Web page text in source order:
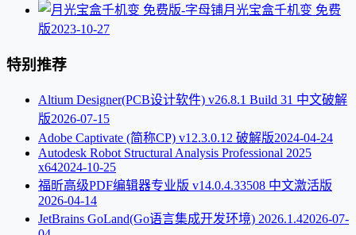
月光宝盒千机变 免费
版2023-10-27
特别推荐
Altium Designer(PCB设计软件) v26.8.1 Build 31 中文破解
版2026-07-15
Adobe Captivate (简称CP) v12.3.0.12 破解版2024-04-24
Autodesk Robot Structural Analysis Professional 2025
x642024-10-25
福昕高级PDF编辑器专业版 v14.0.4.33508 中文激活版
2026-04-14
JetBrains GoLand(Go语言集成开发环境) 2026.1.42026-07-